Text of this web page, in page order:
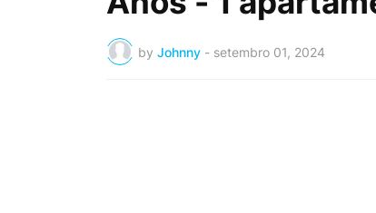
by Johnny - setembro 01, 2024